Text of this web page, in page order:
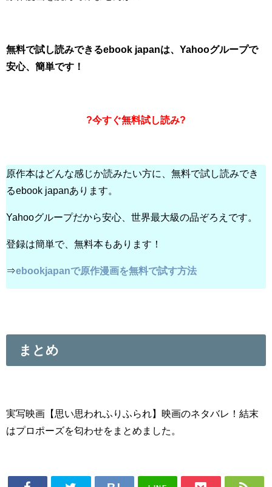
無料で試し読みできるebook japanは、Yahooグループで
安心、簡単です！
?今すぐ無料試し読み?
原作本はどんな感じか読みたい方に、無料で試し読みでき
るebook japanあります。
Yahooグループだから安心、世界最大級の品ぞろえです。
登録は簡単で、無料本もあります！
⇒ebookjapanで原作漫画を無料で試す方法
まとめ
実写映画【思い思われふりふられ】映画のネタバレ！結末
はプロポーズを匂わせをまとめました。